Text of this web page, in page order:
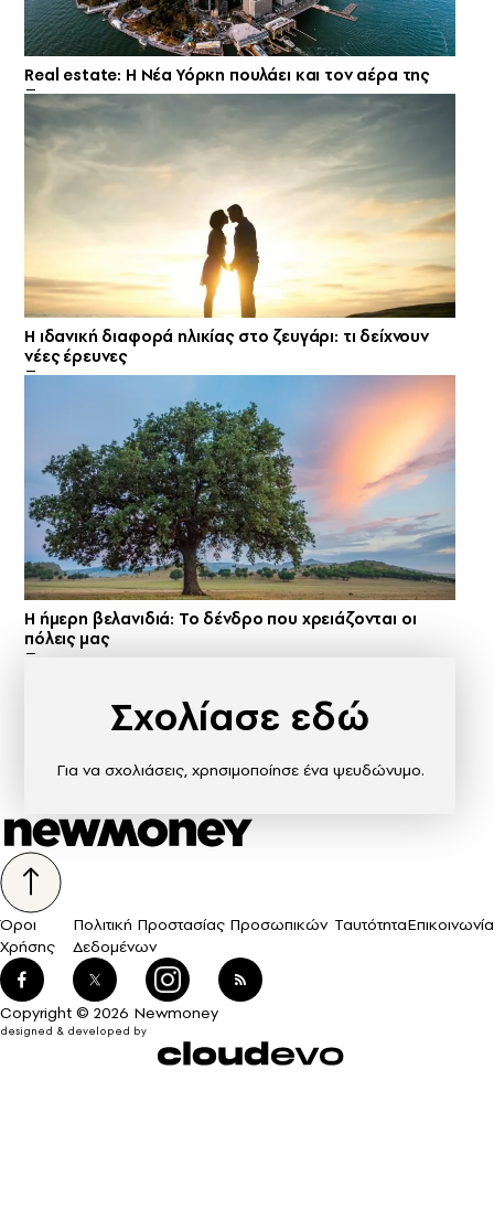
Real estate: H Νέα Υόρκη πουλάει και τον αέρα της
Η ιδανική διαφορά ηλικίας στο ζευγάρι: τι δείχνουν
νέες έρευνες
Η ήμερη βελανιδιά: Το δένδρο που χρειάζονται οι
πόλεις μας
Σχολίασε εδώ
Για να σχολιάσεις, χρησιμοποίησε ένα ψευδώνυμο.
Όροι
Χρήσης
Πολιτική Προστασίας Προσωπικών
Δεδομένων
ΤαυτότηταΕπικοινωνία
Copyright © 2026 Newmoney
designed & developed by